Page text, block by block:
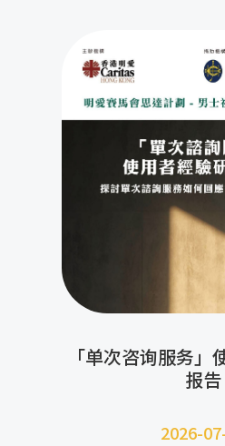
「单次咨询服务」
报告
2026-